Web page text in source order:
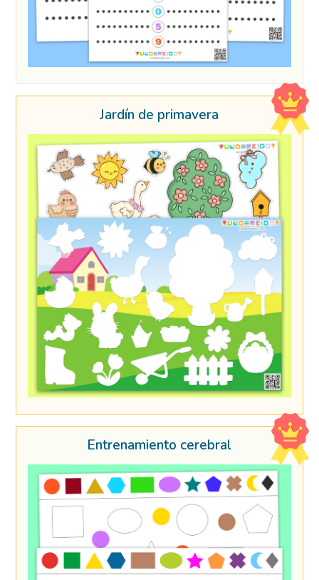
Jardín de primavera
Entrenamiento cerebral